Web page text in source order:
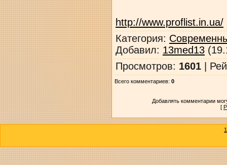
http://www.proflist.in.ua/
Категория:
Добавил: 13med13
Просмотров: 1601|
Всего комментариев: 0
Добавлять комментарии
[